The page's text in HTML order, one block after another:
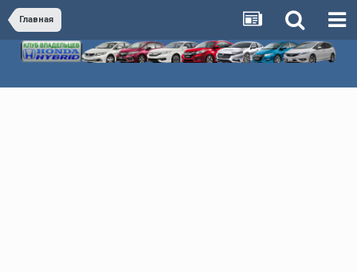
Главная